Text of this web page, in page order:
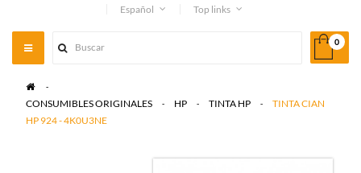
Español Top links
0
Toggle
navigation
>
CONSUMIBLES ORIGINALES
> HP > TINTA HP >
TINTA CIAN
HP 924 - 4K0U3NE